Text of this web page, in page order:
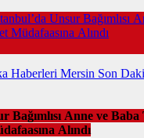
Unsur Bağımlısı
Müdafaasına Alındı
Haberleri Mersin Son
Bağımlısı Anne ve
Alındı